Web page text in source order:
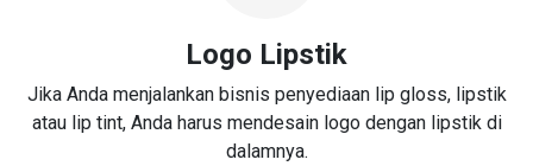
Logo Lipstik
Jika Anda menjalankan bisnis penyediaan lip gloss, lipstik
atau lip tint, Anda harus mendesain logo dengan lipstik di
dalamnya.